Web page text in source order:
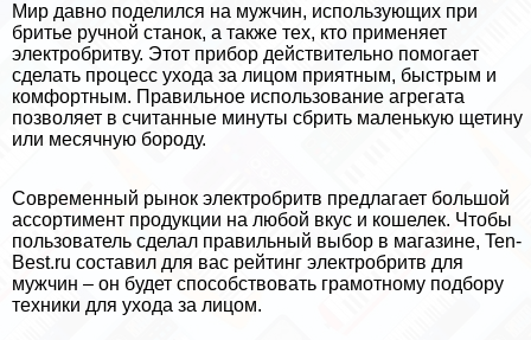
Мир давно поделился на мужчин, использующих при
бритье ручной станок, а также тех, кто применяет
электробритву. Этот прибор действительно помогает
сделать процесс ухода за лицом приятным, быстрым и
комфортным. Правильное использование агрегата
позволяет в считанные минуты сбрить маленькую щетину
или мecячную бороду.
Современный рынок электробритв предлагает большой
ассортимент продукции на любой вкус и кошелек. Чтобы
пользователь сделал правильный выбор в магазине, Ten-
Best.ru составил для вас рейтинг электробритв для
мужчин – он будет способствовать грамотному подбору
техники для ухода за лицом.